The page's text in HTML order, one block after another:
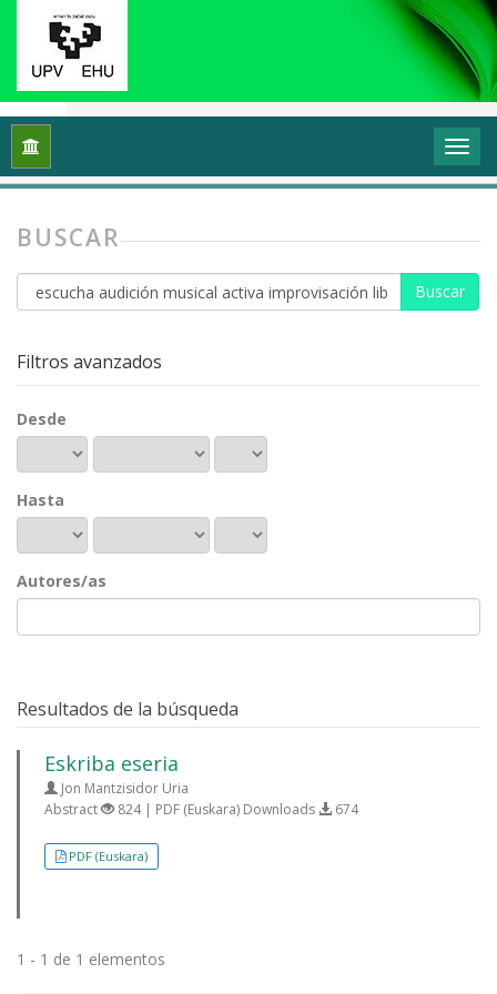
Inicio
BUSCAR
Buscar
artículos
Filtros avanzados
Desde
Hasta
Autores/as
Resultados de la búsqueda
Eskriba eseria
Jon Mantzisidor Uria
Abstract
824 | PDF (Euskara) Downloads 674
PDF (Euskara)
1 - 1 de 1 elementos